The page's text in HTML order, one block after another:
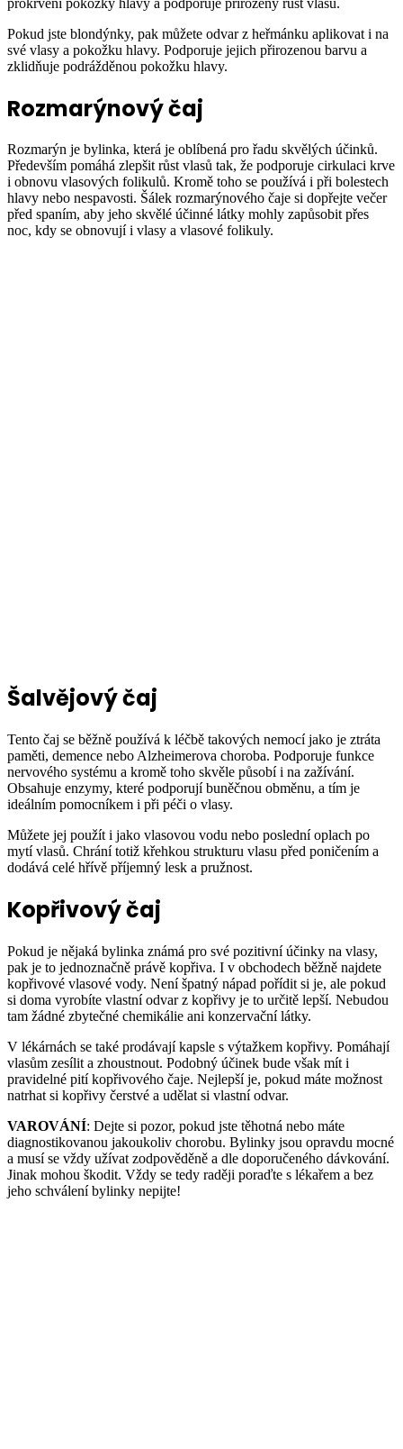
Pokud jste blondýnky, pak můžete odvar z heřmánku aplikovat i na
své vlasy a pokožku hlavy. Podporuje jejich přirozenou barvu a
zklidňuje podrážděnou pokožku hlavy.
Rozmarýnový čaj
Rozmarýn je bylinka, která je oblíbená pro řadu skvělých účinků.
Především pomáhá zlepšit růst vlasů tak, že podporuje cirkulaci krve
i obnovu vlasových folikulů. Kromě toho se používá i při bolestech
hlavy nebo nespavosti. Šálek rozmarýnového čaje si dopřejte večer
před spaním, aby jeho skvělé účinné látky mohly zapůsobit přes
noc, kdy se obnovují i vlasy a vlasové folikuly.
Šalvějový čaj
Tento čaj se běžně používá k léčbě takových nemocí jako je ztráta
paměti, demence nebo Alzheimerova choroba. Podporuje funkce
nervového systému a kromě toho skvěle působí i na zažívání.
Obsahuje enzymy, které podporují buněčnou obměnu, a tím je
ideálním pomocníkem i při péči o vlasy.
Můžete jej použít i jako vlasovou vodu nebo poslední oplach po
mytí vlasů. Chrání totiž křehkou strukturu vlasu před poničením a
dodává celé hřívě příjemný lesk a pružnost.
Kopřivový čaj
Pokud je nějaká bylinka známá pro své pozitivní účinky na vlasy,
pak je to jednoznačně právě kopřiva. I v obchodech běžně najdete
kopřivové vlasové vody. Není špatný nápad pořídit si je, ale pokud
si doma vyrobíte vlastní odvar z kopřivy je to určitě lepší. Nebudou
tam žádné zbytečné chemikálie ani konzervační látky.
V lékárnách se také prodávají kapsle s výtažkem kopřivy. Pomáhají
vlasům zesílit a zhoustnout. Podobný účinek bude však mít i
pravidelné pití kopřivového čaje. Nejlepší je, pokud máte možnost
natrhat si kopřivy čerstvé a udělat si vlastní odvar.
VAROVÁNÍ: Dejte si pozor, pokud jste těhotná nebo máte
diagnostikovanou jakoukoliv chorobu. Bylinky jsou opravdu mocné
a musí se vždy užívat zodpověděně a dle doporučeného dávkování.
Jinak mohou škodit. Vždy se tedy raději poraďte s lékařem a bez
jeho schválení bylinky nepijte!